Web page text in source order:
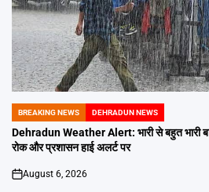
POSTED
IN
BREAKING NEWS DEHRADUN NEWS
Dehradun Weather Alert: भारी से बहुत भारी
रोक और प्रशासन हाई अलर्ट पर
on
August 6, 2026